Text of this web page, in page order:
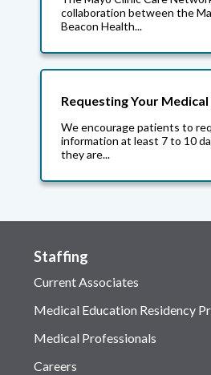
collaboration between the
Beacon Health...
Requesting Your
We encourage patients to
information at least 7 to 10
they are...
Staffing
Current Associates
Medical Education Residency
Medical Professionals
Careers